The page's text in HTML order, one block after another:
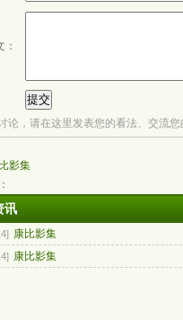
：
论，请在这里发表您的看法、交流您
影集
讯
康比影集
康比影集